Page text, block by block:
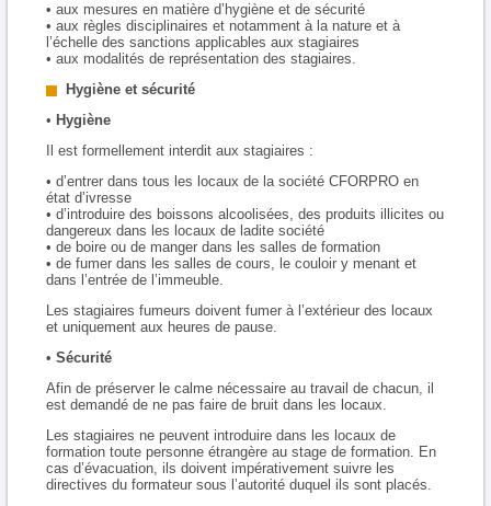
INSCRIPTION
• aux mesures en matière d’hygiène et de sécurité
• aux règles disciplinaires et notamment à la nature et à
l’échelle des sanctions applicables aux stagiaires
• aux modalités de représentation des stagiaires.
Hygiène et sécurité
• Hygiène
Il est formellement interdit aux stagiaires :
• d’entrer dans tous les locaux de la société CFORPRO en
état d’ivresse
• d’introduire des boissons alcoolisées, des produits illicites ou
dangereux dans les locaux de ladite société
• de boire ou de manger dans les salles de formation
• de fumer dans les salles de cours, le couloir y menant et
dans l’entrée de l’immeuble.
Les stagiaires fumeurs doivent fumer à l’extérieur des locaux
et uniquement aux heures de pause.
•Sécurité
Afin de préserver le calme nécessaire au travail de chacun, il
est demandé de ne pas faire de bruit dans les locaux.
Les stagiaires ne peuvent introduire dans les locaux de
formation toute personne étrangère au stage de formation. En
cas d’évacuation, ils doivent impérativement suivre les
directives du formateur sous l’autorité duquel ils sont placés.